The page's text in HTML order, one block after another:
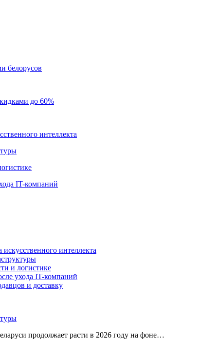
белорусов
до 60%
интеллекта
IT-компаний
интеллекта
и логистике
ухода IT-компаний
и доставку
продолжает расти в 2026 году на фоне…